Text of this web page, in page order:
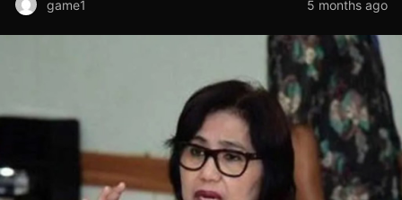
game1 5 months ago